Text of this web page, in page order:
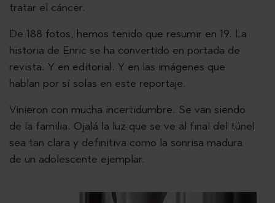
tratar el cáncer.
De 188 fotos, hemos tenido que resumir en 19. La
historia de Enric se ha convertido en portada de
revista. Y en editorial. Y en las imágenes que
hablan por sí solas en este reportaje.
Vinieron con mucha incertidumbre. Se van siendo
de la familia. Ojalá la luz que se ve al final del túnel
sea tan clara y definitiva como la sonrisa madura
de un adolescente ejemplar.